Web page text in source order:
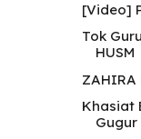
[Video]
Tok
HUSM
ZAHIRA
Khasiat
Gugur